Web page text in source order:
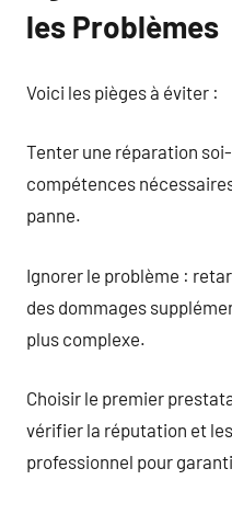
les Problèmes
Voici les pièges à éviter :
Tenter une réparation
compétences
panne.
Ignorer le problème :
des dommages
plus complexe.
Choisir le premier
vérifier la réputation et
professionnel pour